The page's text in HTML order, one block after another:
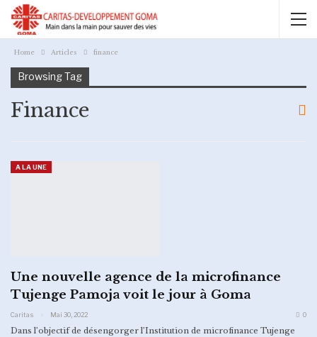
Home Articles finance
Browsing Tag
Finance
A LA UNE
Une nouvelle agence de la microfinance
Tujenge Pamoja voit le jour à Goma
Caritas Mai 30, 2022 0
Dans l’objectif de désengorger l’Institution de microfinance Tujenge